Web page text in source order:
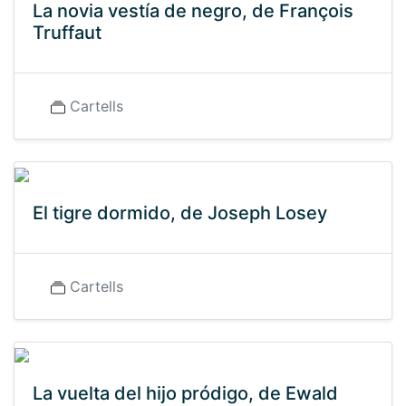
La novia vestía de negro, de François
Truffaut
Cartells
El tigre dormido, de Joseph Losey
Cartells
La vuelta del hijo pródigo, de Ewald